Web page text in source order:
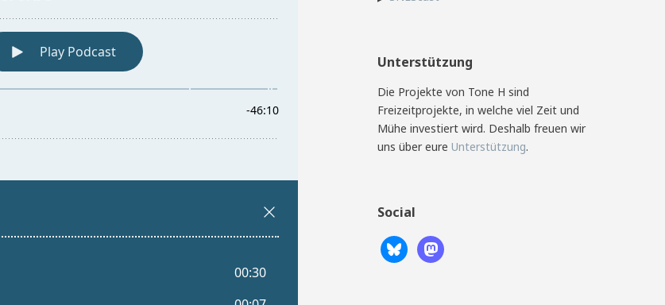
Unterstützung
Die Projekte von Tone H sind
Freizeitprojekte, in welche viel Zeit und
Mühe investiert wird. Deshalb freuen wir
uns über eure Unterstützung.
Social